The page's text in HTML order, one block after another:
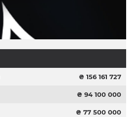
₴ 156 161 727
₴ 94 100 000
₴ 77 500 000